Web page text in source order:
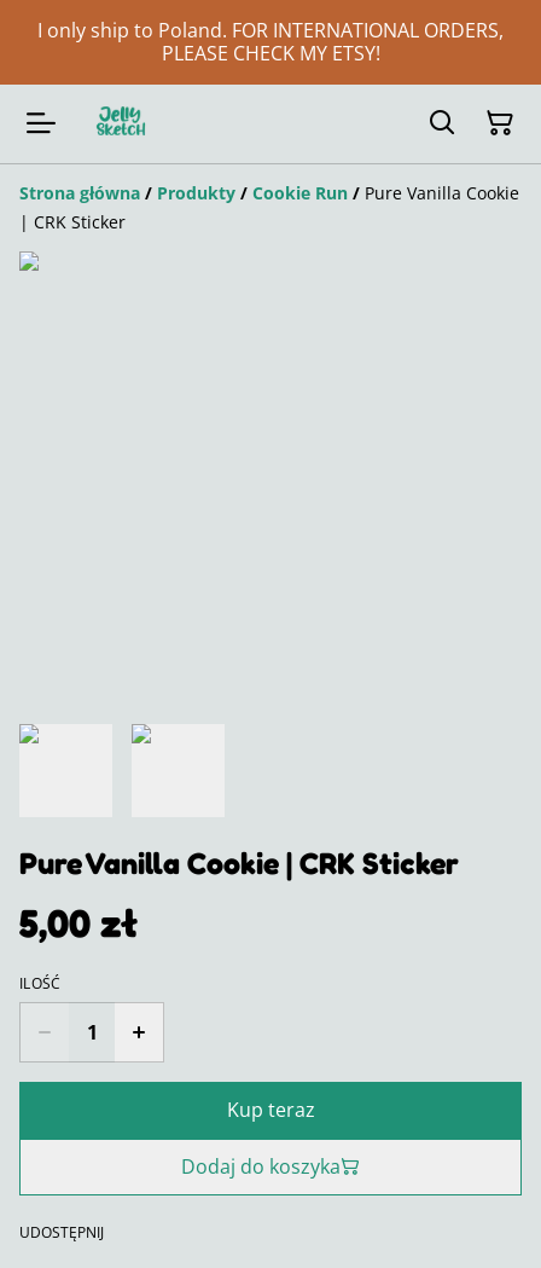
I only ship to Poland. FOR INTERNATIONAL ORDERS,
PLEASE CHECK MY ETSY!
Strona główna / Produkty / Cookie Run / Pure Vanilla Cookie
| CRK Sticker
Pure Vanilla Cookie | CRK Sticker
5,00 zł
ILOŚĆ
Kup teraz
Dodaj do koszyka
UDOSTĘPNIJ